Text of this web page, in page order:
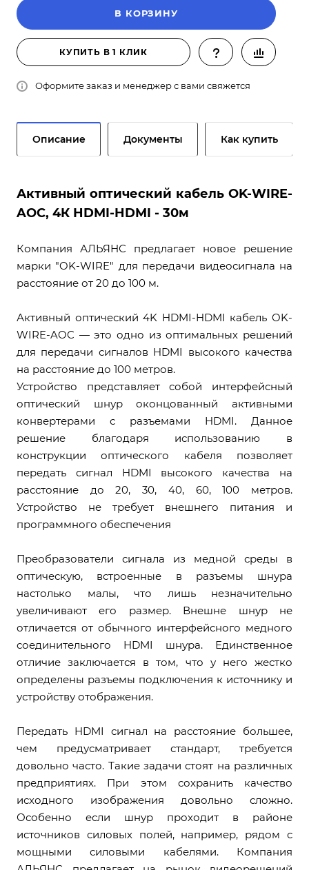
В КОРЗИНУ
КУПИТЬ В 1 КЛИК
Оформите заказ и менеджер с вами свяжется
Описание Документы Как купить
Активный оптический кабель OK-WIRE-
AOC, 4К HDMI-HDMI - 30м
Компания АЛЬЯНС предлагает новое решение
марки "OK-WIRE" для передачи видеосигнала на
расстояние от 20 до 100 м.
Активный оптический 4K HDMI-HDMI кабель OK-
WIRE-AOC — это одно из оптимальных решений
для передачи сигналов HDMI высокого качества
на расстояние до 100 метров.
Устройство представляет собой интерфейсный
оптический шнур оконцованный активными
конвертерами с разъемами HDMI. Данное
решение благодаря использованию в
конструкции оптического кабеля позволяет
передать сигнал HDMI высокого качества на
расстояние до 20, 30, 40, 60, 100 метров.
Устройство не требует внешнего питания и
программного обеспечения
Преобразователи сигнала из медной среды в
оптическую, встроенные в разъемы шнура
настолько малы, что лишь незначительно
увеличивают его размер. Внешне шнур не
отличается от обычного интерфейсного медного
соединительного HDMI шнура. Единственное
отличие заключается в том, что у него жестко
определены разъемы подключения к источнику и
устройству отображения.
Передать HDMI сигнал на расстояние большее,
чем предусматривает стандарт, требуется
довольно часто. Такие задачи стоят на различных
предприятиях. При этом сохранить качество
исходного изображения довольно сложно.
Особенно если шнур проходит в районе
источников силовых полей, например, рядом с
мощными силовыми кабелями. Компания